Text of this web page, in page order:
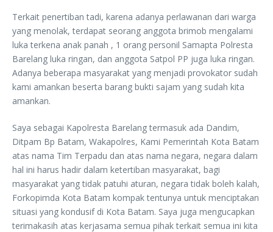
Terkait penertiban tadi, karena adanya perlawanan dari warga
yang menolak, terdapat seorang anggota brimob mengalami
luka terkena anak panah , 1 orang personil Samapta Polresta
Barelang luka ringan, dan anggota Satpol PP juga luka ringan.
Adanya beberapa masyarakat yang menjadi provokator sudah
kami amankan beserta barang bukti sajam yang sudah kita
amankan.
Saya sebagai Kapolresta Barelang termasuk ada Dandim,
Ditpam Bp Batam, Wakapolres, Kami Pemerintah Kota Batam
atas nama Tim Terpadu dan atas nama negara, negara dalam
hal ini harus hadir dalam ketertiban masyarakat, bagi
masyarakat yang tidak patuhi aturan, negara tidak boleh kalah,
Forkopimda Kota Batam kompak tentunya untuk menciptakan
situasi yang kondusif di Kota Batam. Saya juga mengucapkan
terimakasih atas kerjasama semua pihak terkait semua ini kita